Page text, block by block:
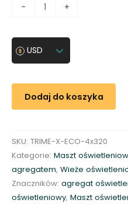
-
ć
o
n
y
m
a
s
+
USD
Dodaj do koszyka
SKU: TRIME-X-ECO-4x320
Kategorie: Maszt
agregatem, Wieże
Znaczników: agregat
oświetleniowy, Maszt